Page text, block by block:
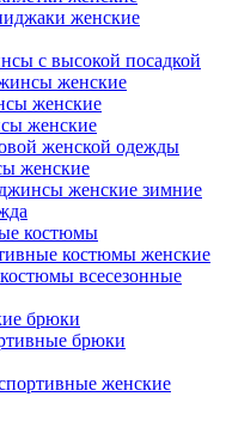
женские
с высокой посадкой
женские
женские
женские
женской одежды
женские
женские зимние
костюмы
костюмы женские
всесезонные
брюки
брюки
женские